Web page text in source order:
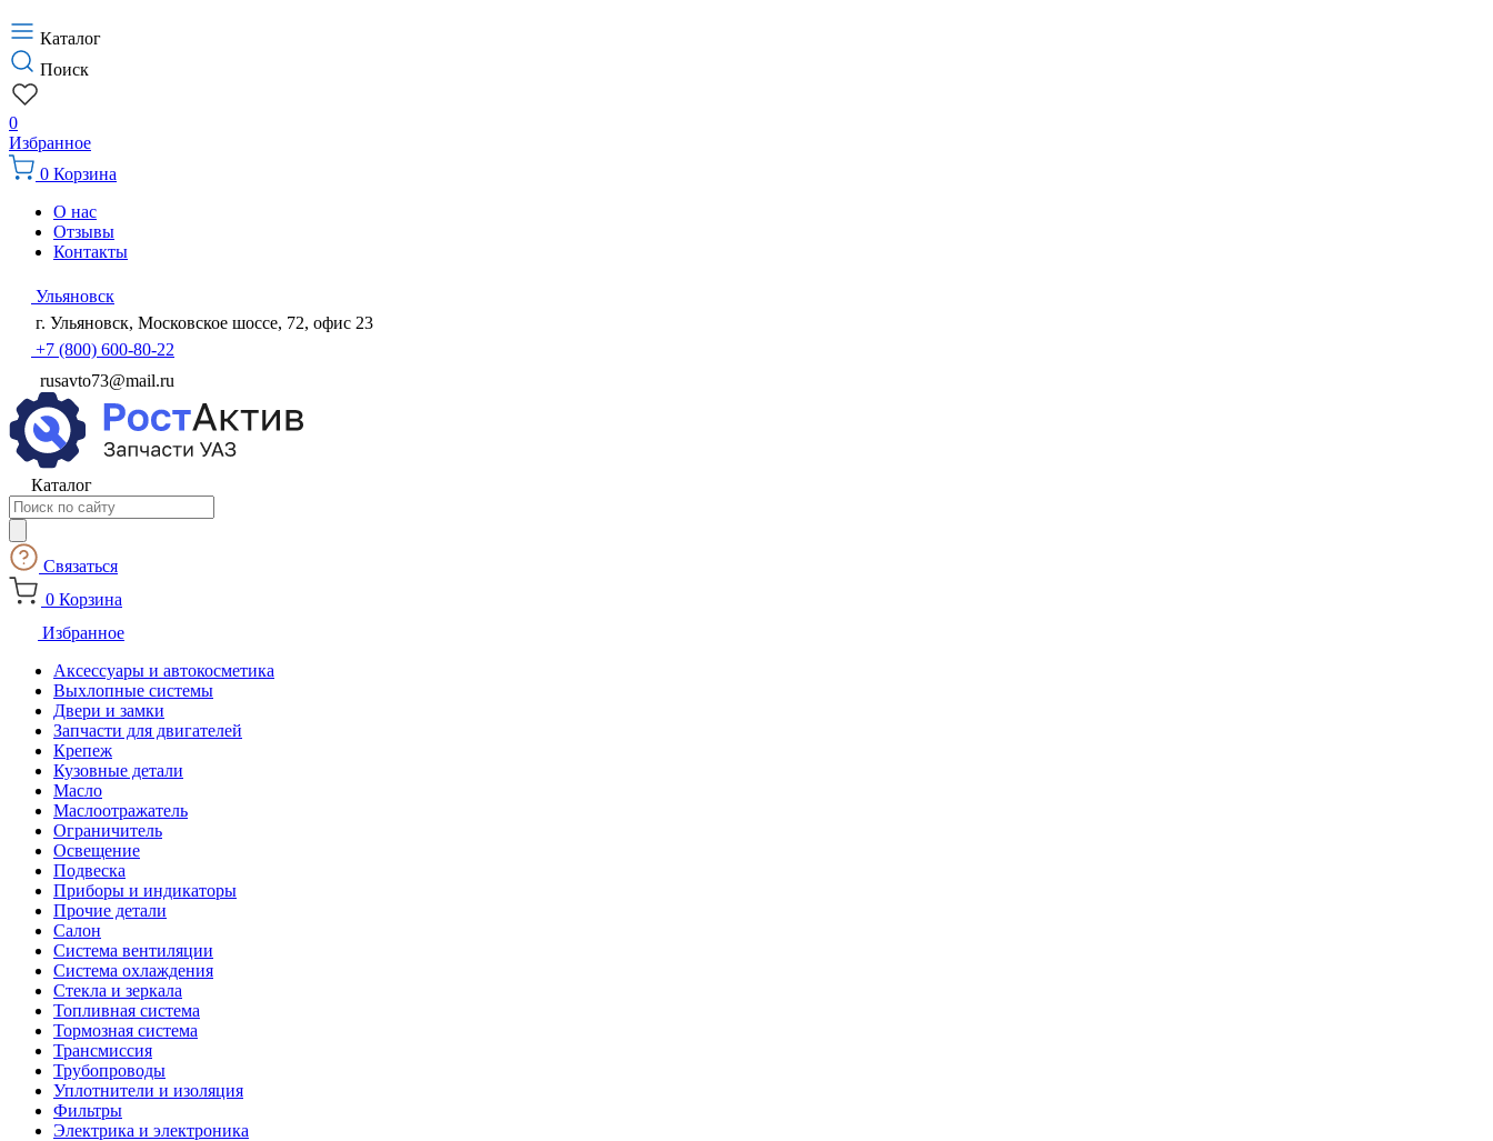
Каталог
Поиск
0
Избранное
0 Корзина
О нас
Отзывы
Контакты
Ульяновск
г. Ульяновск, Московское шоссе, 72, офис 23
+7 (800) 600-80-22
rusavto73@mail.ru
Каталог
Поиск
товаров
Связаться
0 Корзина
Избранное
Аксессуары и автокосметика
Выхлопные системы
Двери и замки
Запчасти для двигателей
Крепеж
Кузовные детали
Масло
Маслоотражатель
Ограничитель
Освещение
Подвеска
Приборы и индикаторы
Прочие детали
Салон
Система вентиляции
Система охлаждения
Стекла и зеркала
Топливная система
Тормозная система
Трансмиссия
Трубопроводы
Уплотнители и изоляция
Фильтры
Электрика и электроника